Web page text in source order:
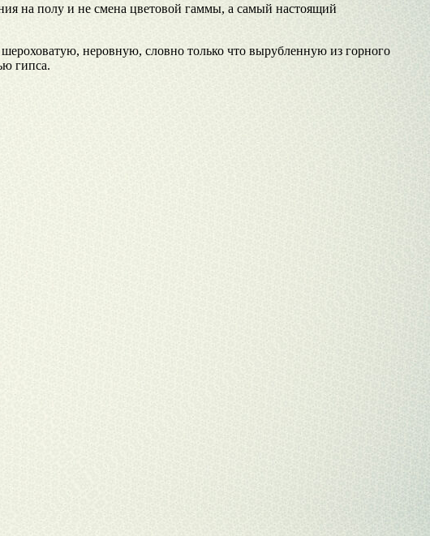
на полу и не смена цветовой гаммы, а самый настоящий
неровную, словно только что вырубленную из горного
гипса.